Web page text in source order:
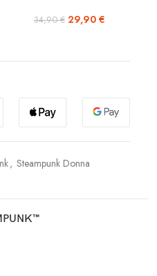
34,90€ 29,90 €
, Steampunk Donna